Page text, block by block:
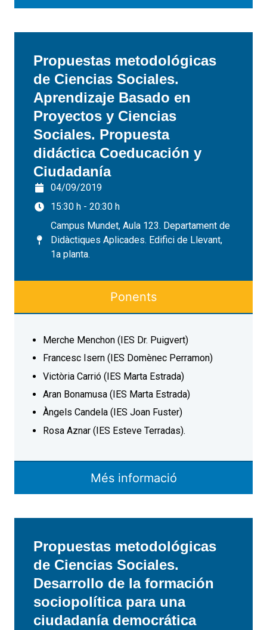
Propuestas metodológicas
de Ciencias Sociales.
Aprendizaje Basado en
Proyectos y Ciencias
Sociales. Propuesta
didáctica Coeducación y
Ciudadanía
04/09/2019
15:30 h - 20:30 h
Campus Mundet, Aula 123. Departament de
Didàctiques Aplicades. Edifici de Llevant,
1a planta.
Ponents
Més informació
Merche Menchon (IES Dr. Puigvert)
Francesc Isern (IES Domènec Perramon)
Victòria Carrió (IES Marta Estrada)
Aran Bonamusa (IES Marta Estrada)
Àngels Candela (IES Joan Fuster)
Rosa Aznar (IES Esteve Terradas).
Propuestas metodológicas
de Ciencias Sociales.
Desarrollo de la formación
sociopolítica para una
ciudadanía democrática